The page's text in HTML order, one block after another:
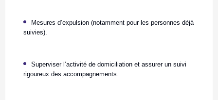
Mesures d’expulsion (notamment pour les personnes déjà
suivies).
Superviser l’activité de domiciliation et assurer un suivi
rigoureux des accompagnements.